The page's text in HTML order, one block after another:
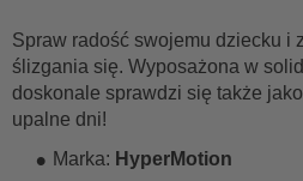
Spraw radość swojemu dziecku i
ślizgania się. Wyposażona w
doskonale sprawdzi się także
upalne dni!
Marka: HyperMotion